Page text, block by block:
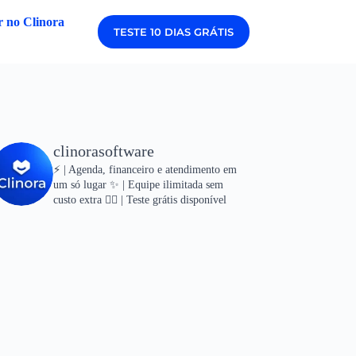
no Clinora
TESTE 10 DIAS GRÁTIS
clinorasoftware
⚡ | Agenda, financeiro e atendimento em
um só lugar ✨ | Equipe ilimitada sem
custo extra 👇🏻 | Teste grátis disponível